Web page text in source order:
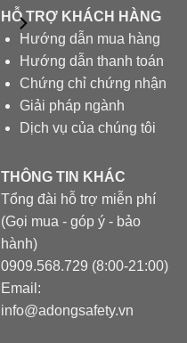
HỖ TRỢ KHÁCH HÀNG
Hướng dẫn mua hàng
Hướng dẫn thanh toán
Chứng chỉ chứng nhận
Giải pháp ngành
Dịch vụ của chúng tôi
THÔNG TIN KHÁC
Tổng đài hỗ trợ miễn phí
(Gọi mua - góp ý - bảo
hành)
0909.568.729 (8:00-21:00)
Email:
info@adongsafety.vn